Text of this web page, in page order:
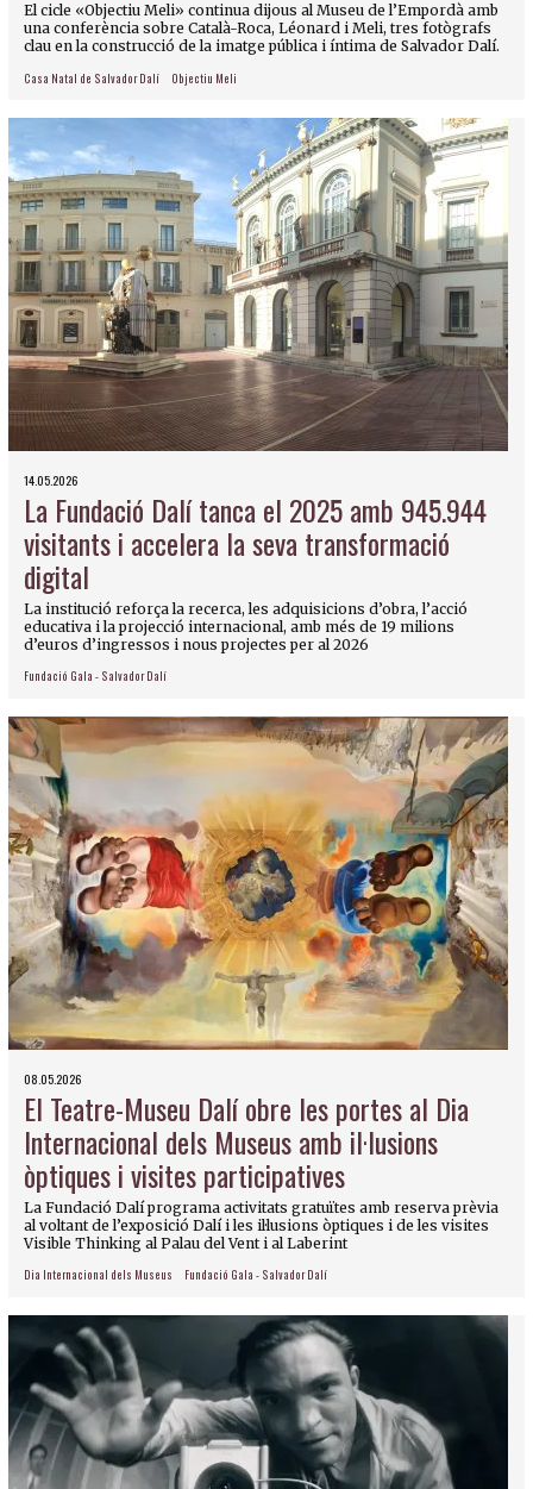
El cicle «Objectiu Meli» continua dijous al Museu de l’Empordà amb
una conferència sobre Català-Roca, Léonard i Meli, tres fotògrafs
clau en la construcció de la imatge pública i íntima de Salvador Dalí.
Casa Natal de Salvador Dalí Objectiu Meli
14.05.2026
La Fundació Dalí tanca el 2025 amb 945.944
visitants i accelera la seva transformació
digital
La institució reforça la recerca, les adquisicions d’obra, l’acció
educativa i la projecció internacional, amb més de 19 milions
d’euros d’ingressos i nous projectes per al 2026
Fundació Gala - Salvador Dalí
08.05.2026
El Teatre-Museu Dalí obre les portes al Dia
Internacional dels Museus amb il·lusions
òptiques i visites participatives
La Fundació Dalí programa activitats gratuïtes amb reserva prèvia
al voltant de l’exposició Dalí i les il·lusions òptiques i de les visites
Visible Thinking al Palau del Vent i al Laberint
Dia Internacional dels Museus Fundació Gala - Salvador Dalí